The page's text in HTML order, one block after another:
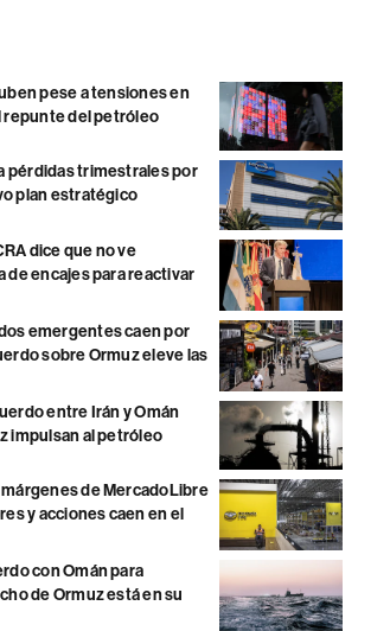
pese a tensiones en
repunte del petróleo
pérdidas trimestrales por
plan estratégico
dice que no ve
de encajes para reactivar
emergentes caen por
sobre Ormuz eleve las
entre Irán y Omán
impulsan al petróleo
de MercadoLibre
y acciones caen en el
con Omán para
de Ormuz está en su